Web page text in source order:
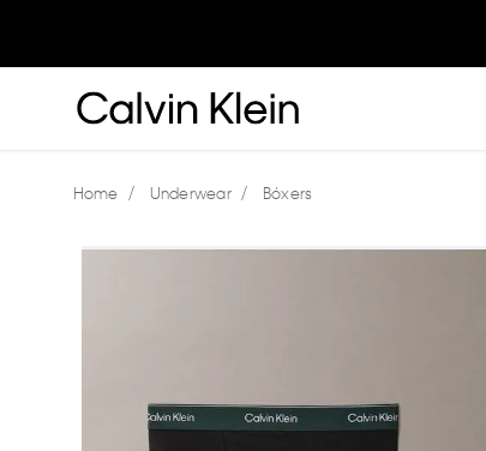
Underwear Bóxers